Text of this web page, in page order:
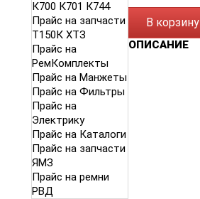
К700 К701 К744
Прайс на запчасти
Т150К ХТЗ
Прайс на
РемКомплекты
Прайс на Манжеты
Прайс на Фильтры
Прайс на
Электрику
Прайс на Каталоги
Прайс на запчасти
ЯМЗ
Прайс на ремни
РВД
В корзину
ОПИСАНИЕ